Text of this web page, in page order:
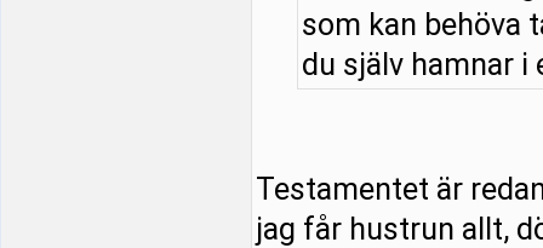
som kan behöva
du själv hamnar
Testamentet är
jag får hustrun allt,